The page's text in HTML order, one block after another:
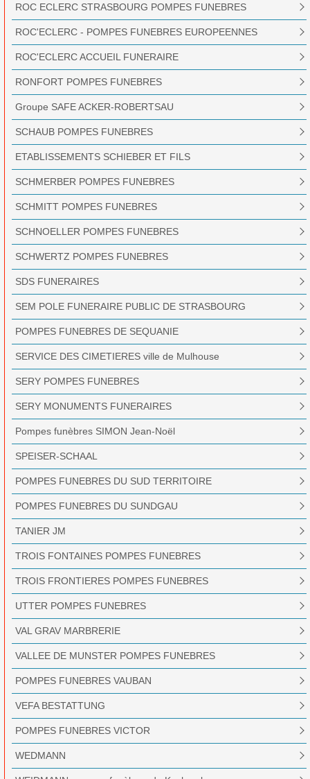
ROC ECLERC STRASBOURG POMPES FUNEBRES
ROC'ECLERC - POMPES FUNEBRES EUROPEENNES
ROC'ECLERC ACCUEIL FUNERAIRE
RONFORT POMPES FUNEBRES
Groupe SAFE ACKER-ROBERTSAU
SCHAUB POMPES FUNEBRES
ETABLISSEMENTS SCHIEBER ET FILS
SCHMERBER POMPES FUNEBRES
SCHMITT POMPES FUNEBRES
SCHNOELLER POMPES FUNEBRES
SCHWERTZ POMPES FUNEBRES
SDS FUNERAIRES
SEM POLE FUNERAIRE PUBLIC DE STRASBOURG
POMPES FUNEBRES DE SEQUANIE
SERVICE DES CIMETIERES ville de Mulhouse
SERY POMPES FUNEBRES
SERY MONUMENTS FUNERAIRES
Pompes funèbres SIMON Jean-Noël
SPEISER-SCHAAL
POMPES FUNEBRES DU SUD TERRITOIRE
POMPES FUNEBRES DU SUNDGAU
TANIER JM
TROIS FONTAINES POMPES FUNEBRES
TROIS FRONTIERES POMPES FUNEBRES
UTTER POMPES FUNEBRES
VAL GRAV MARBRERIE
VALLEE DE MUNSTER POMPES FUNEBRES
POMPES FUNEBRES VAUBAN
VEFA BESTATTUNG
POMPES FUNEBRES VICTOR
WEDMANN